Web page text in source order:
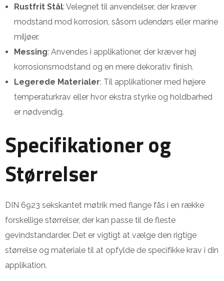
Rustfrit Stål: Velegnet til anvendelser, der kræver
modstand mod korrosion, såsom udendørs eller marine
miljøer.
Messing: Anvendes i applikationer, der kræver høj
korrosionsmodstand og en mere dekorativ finish.
Legerede Materialer: Til applikationer med højere
temperaturkrav eller hvor ekstra styrke og holdbarhed
er nødvendig.
Specifikationer og
Størrelser
DIN 6923 sekskantet møtrik med flange fås i en række
forskellige størrelser, der kan passe til de fleste
gevindstandarder. Det er vigtigt at vælge den rigtige
størrelse og materiale til at opfylde de specifikke krav i din
applikation.